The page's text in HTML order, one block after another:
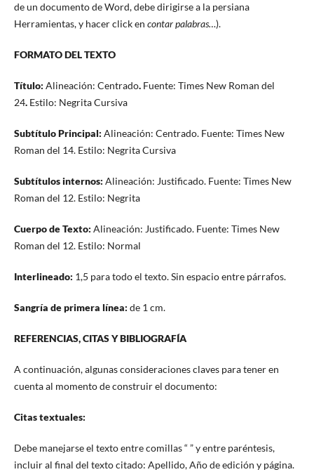
de un documento de Word, debe dirigirse a la persiana
Herramientas, y hacer click en contar palabras…).
FORMATO DEL TEXTO
Título: Alineación: Centrado. Fuente: Times New Roman del
24. Estilo: Negrita Cursiva
Subtítulo Principal: Alineación: Centrado. Fuente: Times New
Roman del 14. Estilo: Negrita Cursiva
Subtítulos internos: Alineación: Justificado. Fuente: Times New
Roman del 12. Estilo: Negrita
Cuerpo de Texto: Alineación: Justificado. Fuente: Times New
Roman del 12. Estilo: Normal
Interlineado: 1,5 para todo el texto. Sin espacio entre párrafos.
Sangría de primera línea: de 1 cm.
REFERENCIAS, CITAS Y BIBLIOGRAFÍA
A continuación, algunas consideraciones claves para tener en
cuenta al momento de construir el documento:
Citas textuales:
Debe manejarse el texto entre comillas “ ” y entre paréntesis,
incluir al final del texto citado: Apellido, Año de edición y página.